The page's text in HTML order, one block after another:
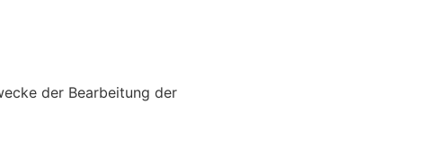
der Bearbeitung der